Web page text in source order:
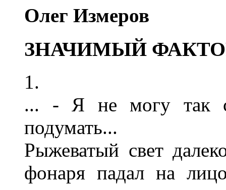
Олег Измеров
ЗНАЧИМЫЙ
1.
... - Я не могу так
подумать...
Рыжеватый свет
фонаря падал на